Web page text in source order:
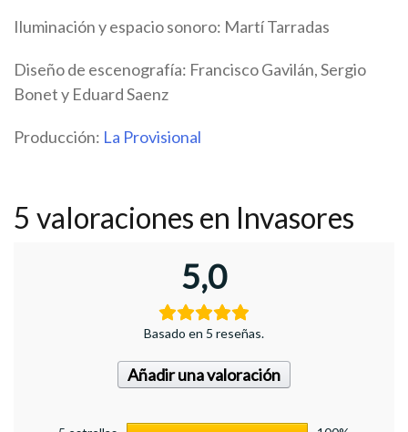
Iluminación y espacio sonoro: Martí Tarradas
Diseño de escenografía: Francisco Gavilán, Sergio
Bonet y Eduard Saenz
Producción: La Provisional
5 valoraciones en Invasores
5,0
Basado en 5 reseñas.
Añadir una valoración